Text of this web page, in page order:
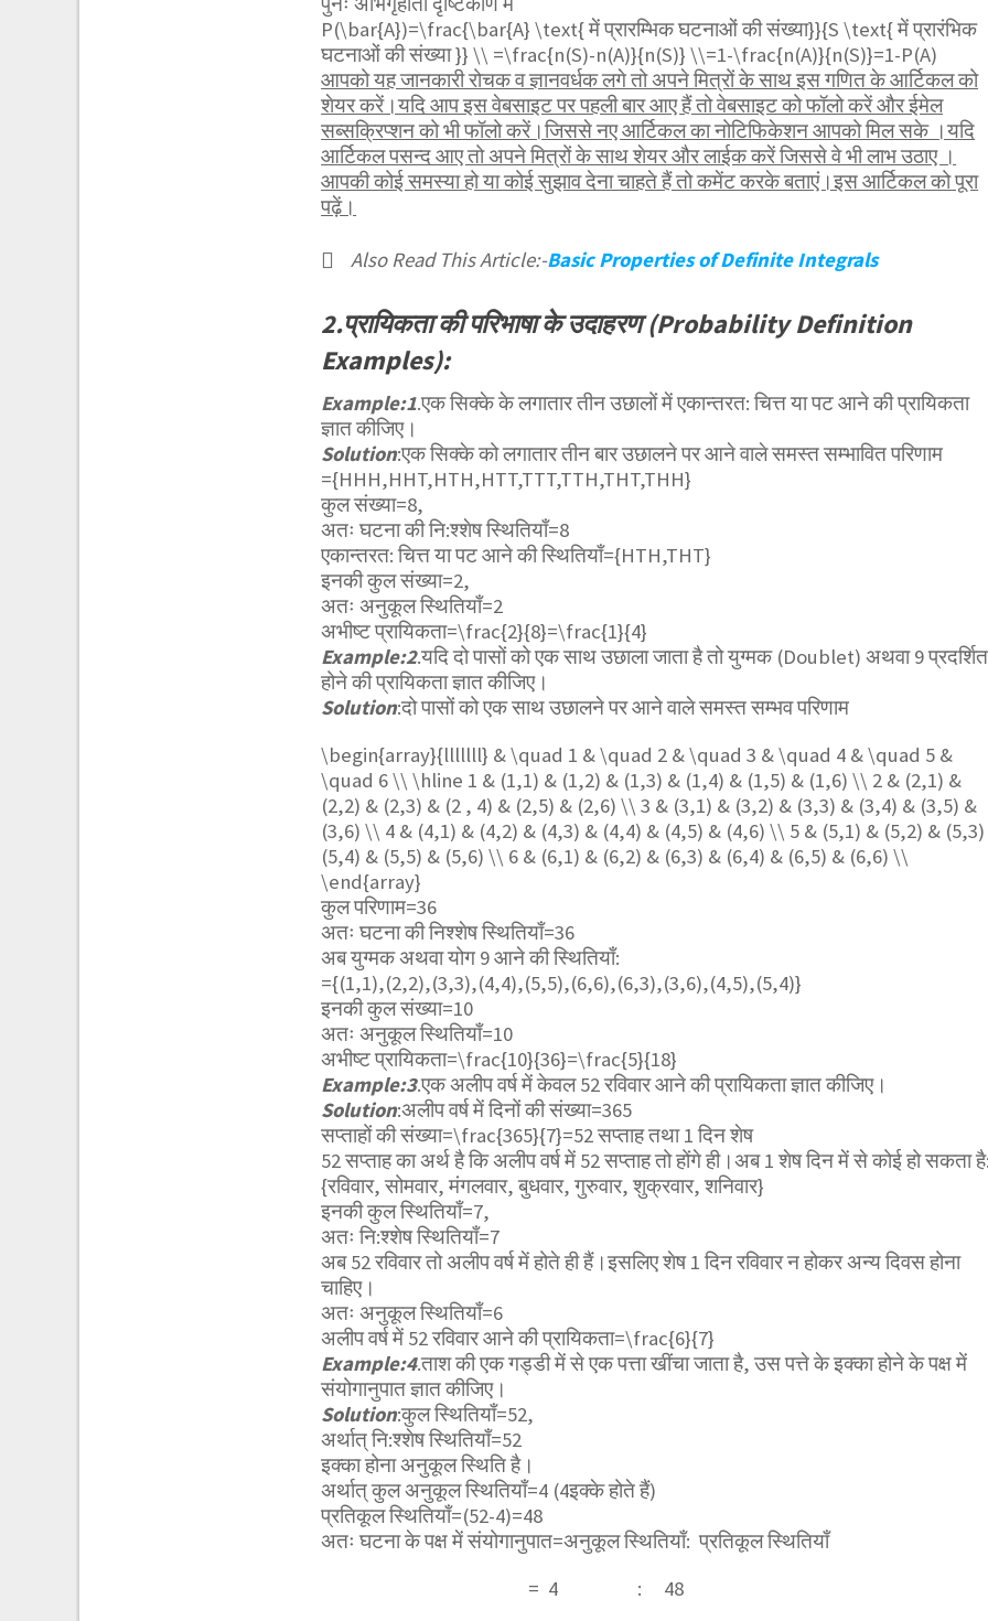
P(\bar{A})=\frac{\bar{A} \text{ में प्रारम्भिक घटनाओं की संख्या}}{S \text{ में प्रारंभिक
घटनाओं की संख्या }} \\ =\frac{n(S)-n(A)}{n(S)} \\=1-\frac{n(A)}{n(S)}=1-P(A)
आपको यह जानकारी रोचक व ज्ञानवर्धक लगे तो अपने मित्रों के साथ इस गणित के आर्टिकल को
शेयर करें।यदि आप इस वेबसाइट पर पहली बार आए हैं तो वेबसाइट को फॉलो करें और ईमेल
सब्सक्रिप्शन को भी फॉलो करें।जिससे नए आर्टिकल का नोटिफिकेशन आपको मिल सके ।यदि
आर्टिकल पसन्द आए तो अपने मित्रों के साथ शेयर और लाईक करें जिससे वे भी लाभ उठाए ।
आपकी कोई समस्या हो या कोई सुझाव देना चाहते हैं तो कमेंट करके बताएं।इस आर्टिकल को पूरा
पढ़ें।
Also Read This Article:-Basic Properties of Definite Integrals
2.प्रायिकता की परिभाषा के उदाहरण (Probability Definition
Examples):
Example:1.एक सिक्के के लगातार तीन उछालों में एकान्तरत: चित्त या पट आने की प्रायिकता
ज्ञात कीजिए।
Solution:एक सिक्के को लगातार तीन बार उछालने पर आने वाले समस्त सम्भावित परिणाम
={HHH,HHT,HTH,HTT,TTT,TTH,THT,THH}
कुल संख्या=8,
अतः घटना की नि:श्शेष स्थितियाँ=8
एकान्तरत: चित्त या पट आने की स्थितियाँ={HTH,THT}
इनकी कुल संख्या=2,
अतः अनुकूल स्थितियाँ=2
अभीष्ट प्रायिकता=\frac{2}{8}=\frac{1}{4}
Example:2.यदि दो पासों को एक साथ उछाला जाता है तो युग्मक (Doublet) अथवा 9 प्रदर्शित
होने की प्रायिकता ज्ञात कीजिए।
Solution:दो पासों को एक साथ उछालने पर आने वाले समस्त सम्भव परिणाम
\begin{array}{lllllll} & \quad 1 & \quad 2 & \quad 3 & \quad 4 & \quad 5 &
\quad 6 \\ \hline 1 & (1,1) & (1,2) & (1,3) & (1,4) & (1,5) & (1,6) \\ 2 & (2,1) &
(2,2) & (2,3) & (2 , 4) & (2,5) & (2,6) \\ 3 & (3,1) & (3,2) & (3,3) & (3,4) & (3,5) &
(3,6) \\ 4 & (4,1) & (4,2) & (4,3) & (4,4) & (4,5) & (4,6) \\ 5 & (5,1) & (5,2) &
(5,4) & (5,5) & (5,6) \\ 6 & (6,1) & (6,2) & (6,3) & (6,4) & (6,5) & (6,6) \\
\end{array}
कुल परिणाम=36
अतः घटना की निश्शेष स्थितियाँ=36
अब युग्मक अथवा योग 9 आने की स्थितियाँ:
={(1,1),(2,2),(3,3),(4,4),(5,5),(6,6),(6,3),(3,6),(4,5),(5,4)}
इनकी कुल संख्या=10
अतः अनुकूल स्थितियाँ=10
अभीष्ट प्रायिकता=\frac{10}{36}=\frac{5}{18}
Example:3.एक अलीप वर्ष में केवल 52 रविवार आने की प्रायिकता ज्ञात कीजिए।
Solution:अलीप वर्ष में दिनों की संख्या=365
सप्ताहों की संख्या=\frac{365}{7}=52 सप्ताह तथा 1 दिन शेष
52 सप्ताह का अर्थ है कि अलीप वर्ष में 52 सप्ताह तो होंगे ही।अब 1 शेष दिन में से कोई हो सकता
{रविवार, सोमवार, मंगलवार, बुधवार, गुरुवार, शुक्रवार, शनिवार}
इनकी कुल स्थितियाँ=7,
अतः नि:श्शेष स्थितियाँ=7
अब 52 रविवार तो अलीप वर्ष में होते ही हैं।इसलिए शेष 1 दिन रविवार न होकर अन्य दिवस होना
चाहिए।
अतः अनुकूल स्थितियाँ=6
अलीप वर्ष में 52 रविवार आने की प्रायिकता=\frac{6}{7}
Example:4.ताश की एक गड्डी में से एक पत्ता खींचा जाता है, उस पत्ते के इक्का होने के पक्ष में
संयोगानुपात ज्ञात कीजिए।
Solution:कुल स्थितियाँ=52,
अर्थात् नि:श्शेष स्थितियाँ=52
इक्का होना अनुकूल स्थिति है।
अर्थात् कुल अनुकूल स्थितियाँ=4 (4इक्के होते हैं)
प्रतिकूल स्थितियाँ=(52-4)=48
अतः घटना के पक्ष में संयोगानुपात=अनुकूल स्थितियाँ: प्रतिकूल स्थितियाँ
= 4 : 48